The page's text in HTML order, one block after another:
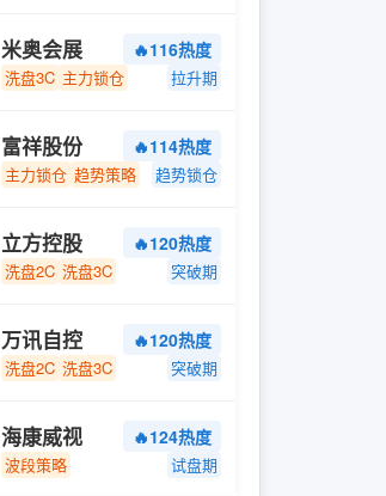
米奥会展 🔥116热度
洗盘3C 主力锁仓 拉升期
富祥股份 🔥114热度
主力锁仓 趋势策略 趋势锁仓
立方控股 🔥120热度
洗盘2C 洗盘3C 突破期
万讯自控 🔥120热度
洗盘2C 洗盘3C 突破期
海康威视 🔥124热度
波段策略 试盘期